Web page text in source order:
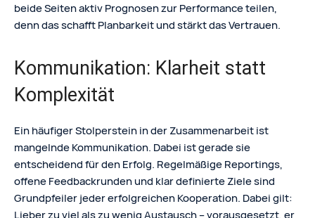
beide Seiten aktiv Prognosen zur Performance teilen,
denn das schafft Planbarkeit und stärkt das Vertrauen.
Kommunikation: Klarheit statt
Komplexität
Ein häufiger Stolperstein in der Zusammenarbeit ist
mangelnde Kommunikation. Dabei ist gerade sie
entscheidend für den Erfolg. Regelmäßige Reportings,
offene Feedbackrunden und klar definierte Ziele sind
Grundpfeiler jeder erfolgreichen Kooperation. Dabei gilt:
Lieber zu viel als zu wenig Austausch – vorausgesetzt, er